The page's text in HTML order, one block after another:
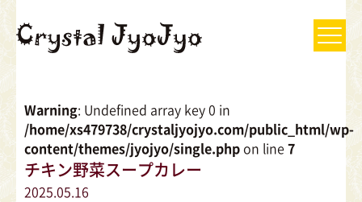
Warning: Undefined array key 0 in
/home/xs479738/crystaljyojyo.com/public_html/wp-
content/themes/jyojyo/single.php on line 7
チキン野菜スープカレー
2025.05.16